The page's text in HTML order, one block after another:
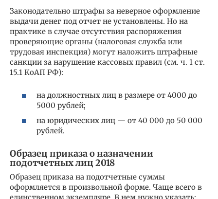
Законодательно штрафы за неверное оформление
выдачи денег под отчет не установлены. Но на
практике в случае отсутствия распоряжения
проверяющие органы (налоговая служба или
трудовая инспекция) могут наложить штрафные
санкции за нарушение кассовых правил (см. ч. 1 ст.
15.1 КоАП РФ):
на должностных лиц в размере от 4000 до
5000 рублей;
на юридических лиц — от 40 000 до 50 000
рублей.
Образец приказа о назначении
подотчетных лиц 2018
Образец приказа на подотчетные суммы
оформляется в произвольной форме. Чаще всего в